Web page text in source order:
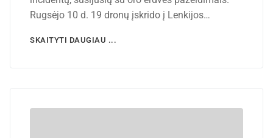
Rugsėjo 10 d. 19 dronų įskrido į Lenkijos…
SKAITYTI DAUGIAU ...